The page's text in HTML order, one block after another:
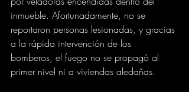
inmueble. Afortunadamente, no se
reportaron personas lesionadas, y gracias
a la rápida intervención de los
bomberos, el fuego no se propagó al
primer nivel ni a viviendas aledañas.